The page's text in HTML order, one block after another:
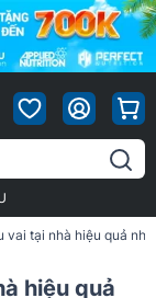
vai tại nhà hiệu quả
hiệu quả